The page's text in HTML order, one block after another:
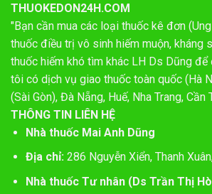
THUOKEDON24H.COM
"Bạn cần mua các loại thuốc kê đơn
thuốc điều trị vô sinh hiếm muộn, kháng
thuốc hiếm khó tìm khác LH Ds Dũng
tôi có dịch vụ giao thuốc toàn quốc (Hà
(Sài Gòn), Đà Nẵng, Huế, Nha Trang, Cần
THÔNG TIN LIÊN HỆ
Nhà thuốc Mai Anh Dũng
Địa chỉ:286 Nguyễn Xiển, Thanh
Nhà thuốc Tư nhân (Ds Trần Thị